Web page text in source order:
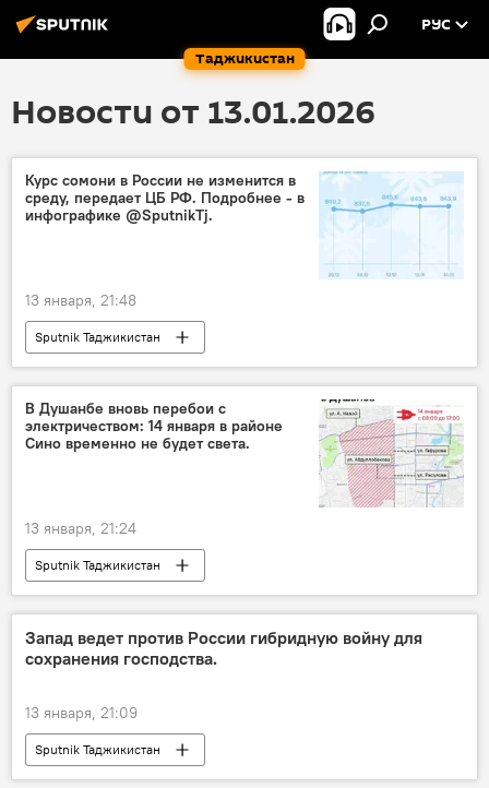
Таджикистан
РУС
Новости от 13.01.2026
Курс сомони в России не изменится в
среду, передает ЦБ РФ. Подробнее - в
инфографике @SputnikTj.
13 января, 21:48
Sputnik Таджикистан
В Душанбе вновь перебои с
электричеством: 14 января в районе
Сино временно не будет света.
13 января, 21:24
Sputnik Таджикистан
Запад ведет против России гибридную войну для
сохранения господства.
13 января, 21:09
Sputnik Таджикистан